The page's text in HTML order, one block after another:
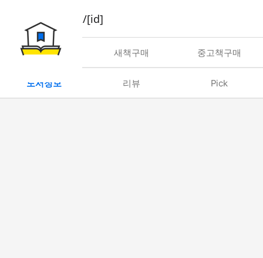
book/rent/[id]
대여 새책구매 중고책구매
도서정보 리뷰 Pick